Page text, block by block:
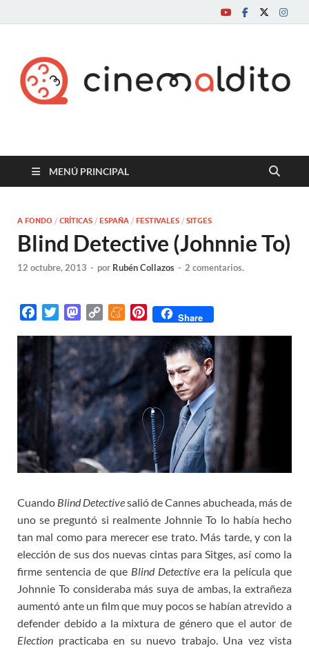
Cine maldito
MENÚ PRINCIPAL
A FONDO / CRÍTICAS / ESPAÑA / FESTIVALES / SITGES
Blind Detective (Johnnie To)
12 octubre, 2013 - por Rubén Collazos - 2 comentarios.
o
i
t
t
r
M
o
d
o
n
i
k
M
n
a
m
e
P
n
e
s
t
Share
Cuando Blind Detectivesalió de Cannes abucheada, más de
uno se preguntó si realmente Johnnie To lo había hecho
tan mal como para merecer ese trato. Más tarde, y con la
elección de sus dos nuevas cintas para Sitges, así como la
firme sentencia de que Blind Detective era la película que
Johnnie To consideraba más suya de ambas, la extrañeza
aumentó ante un film que muy pocos se habían atrevido a
defender debido a la mixtura de género que el autor de
Election practicaba en su nuevo trabajo. Una vez vista